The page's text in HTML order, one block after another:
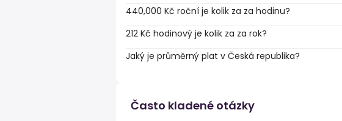
440,000 Kč roční je kolik za za hodinu?
212 Kč hodinový je kolik za za rok?
Jaký je průměrný plat v Česká republika?
Často kladené otázky